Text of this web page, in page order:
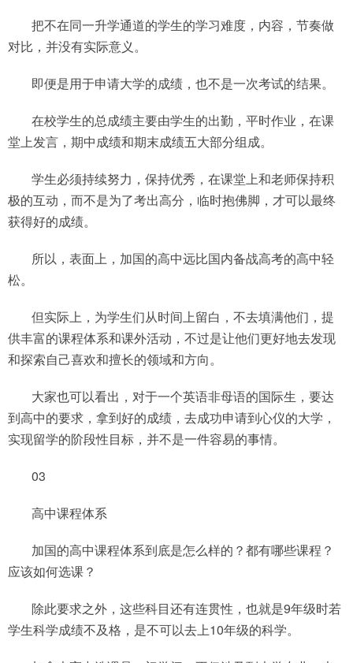
把不在同一升学通道的学生的学习难度，内容，节奏做
对比，并没有实际意义。
即便是用于申请大学的成绩，也不是一次考试的结果。
在校学生的总成绩主要由学生的出勤，平时作业，在课
堂上发言，期中成绩和期末成绩五大部分组成。
学生必须持续努力，保持优秀，在课堂上和老师保持积
极的互动，而不是为了考出高分，临时抱佛脚，才可以最终
获得好的成绩。
所以，表面上，加国的高中远比国内备战高考的高中轻
松。
但实际上，为学生们从时间上留白，不去填满他们，提
供丰富的课程体系和课外活动，不过是让他们更好地去发现
和探索自己喜欢和擅长的领域和方向。
大家也可以看出，对于一个英语非母语的国际生，要达
到高中的要求，拿到好的成绩，去成功申请到心仪的大学，
实现留学的阶段性目标，并不是一件容易的事情。
03
高中课程体系
加国的高中课程体系到底是怎么样的？都有哪些课程？
应该如何选课？
除此要求之外，这些科目还有连贯性，也就是9年级时若
学生科学成绩不及格，是不可以去上10年级的科学。